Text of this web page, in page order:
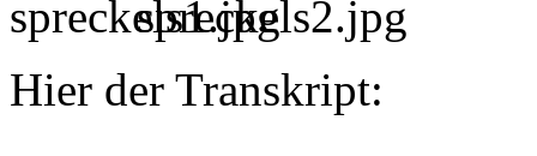
Hier der Transkript: